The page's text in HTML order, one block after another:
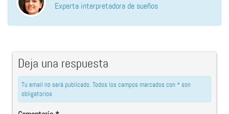
Experta interpretadora de sueños
Deja una respuesta
Tu email no será publicado. Todos los campos marcados con * son
obligatorios